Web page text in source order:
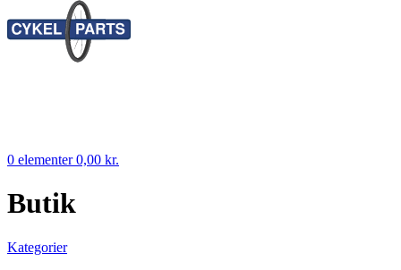
0 elementer0,00 kr.
Butik
Kategorier